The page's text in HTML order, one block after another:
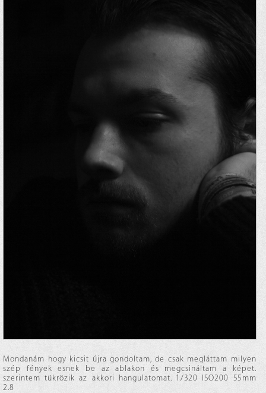
Mondanám hogy kicsit újra gondoltam, de csak megláttam milyen
szép fények esnek be az ablakon és megcsináltam a képet.
szerintem tükrözik az akkori hangulatomat. 1/320 ISO200 55mm
2.8